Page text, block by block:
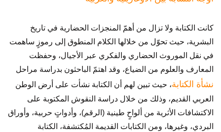
كانت الكتابة ولا تزال من أهمّ المنجزات الحضارية في تاريخ
البشرية، حيث تحوّل من خلالها الكلام المنطوق إلى رموزٍ ساهمت
في نقل الموروث الحضاري والفكري عبر الأجيال، وحفظت
المعارف والعلوم من الضياع، وقد اهتمّ الباحثون بدراسة مراحل
نشأة الكتابة، حيث تبين لهم أن الكتابة نشأت على أرض الوطن
العربي القديم، وذلك من خلال دراسة النقوش المكتوبة على
الاكتشافات الأثرية من ألواحٍ طينية (الرقم)، وأدواتٍ حربية، وأوراق
البردي، وغيرها، ومن الكتابات القديمة المُكتشفة، الكتابة